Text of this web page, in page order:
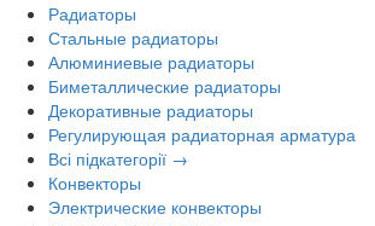
Радиаторы
Стальные радиаторы
Алюминиевые радиаторы
Биметаллические радиаторы
Декоративные радиаторы
Регулирующая радиаторная арматура
Всі підкатегорії →
Конвекторы
Электрические конвекторы